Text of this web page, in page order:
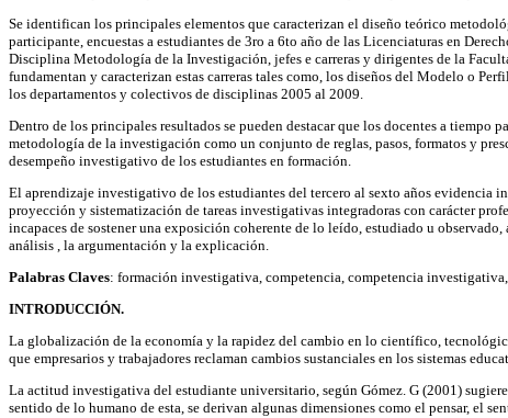
Se identifican los principales elementos que caracterizan el diseño teórico
participante, encuestas a estudiantes de 3ro a 6to año de las Licenciaturas en
Disciplina Metodología de la Investigación, jefes e carreras y dirigentes de la
fundamentan y caracterizan estas carreras tales como, los diseños del Modelo o
los departamentos y colectivos de disciplinas 2005 al 2009.
Dentro de los principales resultados se pueden destacar que los docentes a
metodología de la investigación como un conjunto de reglas, pasos, formatos y
desempeño investigativo de los estudiantes en formación.
El aprendizaje investigativo de los estudiantes del tercero al sexto años evidencia
proyección y sistematización de tareas investigativas integradoras con carácter
incapaces de sostener una exposición coherente de lo leído, estudiado u
análisis , la argumentación y la explicación.
Palabras Claves: formación investigativa, competencia, competencia
INTRODUCCIÓN.
La globalización de la economía y la rapidez del cambio en lo científico,
que empresarios y trabajadores reclaman cambios sustanciales en los sistemas
La actitud investigativa del estudiante universitario, según Gómez. G (2001)
sentido de lo humano de esta, se derivan algunas dimensiones como el pensar, el